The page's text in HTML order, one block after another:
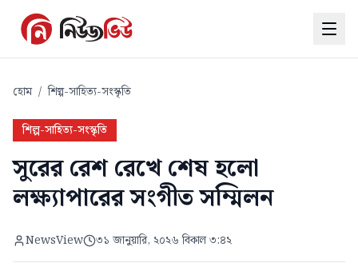
হোম / শিল্প-সাহিত্য-সংস্কৃতি
শিল্প-সাহিত্য-সংস্কৃতি
সুরের রেশ রেখে শেষ হলো
লক্ষ্যাপারের সংগীত সম্মিলন
NewsView ৩১ জানুয়ারি, ২০২৬ বিকাল ৩:৪২